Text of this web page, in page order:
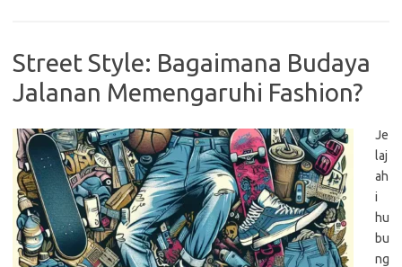
Street Style: Bagaimana Budaya
Jalanan Memengaruhi Fashion?
Je
laj
ah
i
hu
bu
ng